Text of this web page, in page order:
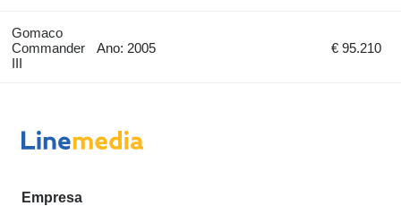
Gomaco
Commander
III
Ano: 2005 € 95.210
Empresa